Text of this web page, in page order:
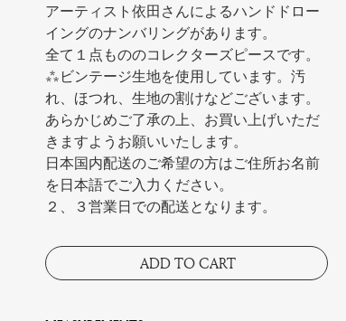
アーティスト依田さんによるハンドドロー
イングのナンバリングがあります。
全て１点もののコレクターズピースです。
***ビンテージ生地を使用しています。汚
れ、ほつれ、生地の割けなどございます。
あらかじめご了承の上、お買い上げいただ
きますようお願いいたします。
日本国内配送のご希望の方はご住所お名前
を日本語でご入力ください。
２、３営業日での配送となります。
ADD TO CART